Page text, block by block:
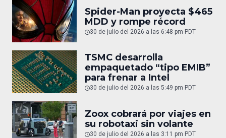
Spider-Man proyecta $465
MDD y rompe récord
30 de julio del 2026 a las 6:48 pm PDT
TSMC desarrolla
empaquetado “tipo EMIB”
para frenar a Intel
30 de julio del 2026 a las 5:49 pm PDT
Zoox cobrará por viajes en
su robotaxi sin volante
30 de julio del 2026 a las 3:11 pm PDT